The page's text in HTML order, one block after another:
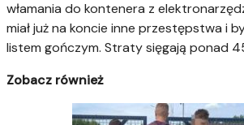
włamania do kontenera z
miał już na koncie inne przestępstwa i
listem gończym. Straty sięgają ponad
Zobacz również